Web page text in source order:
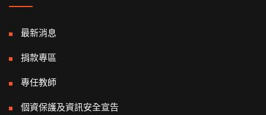
最新消息
捐款專區
專任教師
個資保護及資訊安全宣告